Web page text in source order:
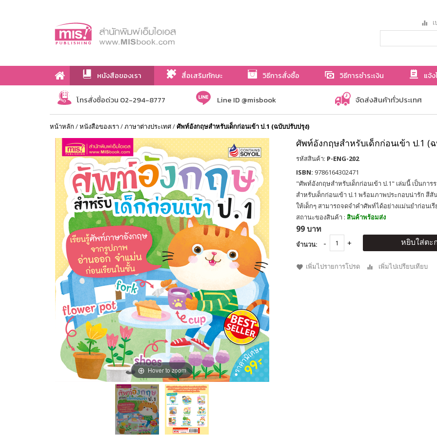
หนังสือของเรา สื่อเสริมทักษะ วิธีการสั่งซื้อ วิธีการชำระเงิน แจ้
เกี่ยวกับเรา
โทรสั่งซื้อด่วน 02-294-8777 Line ID @misbook จัดส่งสินค้าทั่วประเทศ
หน้าหลัก /หนังสือของเรา /ภาษาต่างประเทศ/ศัพท์อังกฤษสำหรับเด็กก่อนเข้า ป.1 (ฉบับปรับปรุง)
Hover to zoom
ศัพท์อังกฤษสำหรับเด็กก่อนเข้า ป.1 (
รหัสสินค้า: P-ENG-202
ISBN: 9786164302471
"ศัพท์อังกฤษสำหรับเด็กก่อนเข้า ป.1" เล่มนี้ เป็นกา
สำหรับเด็กก่อนเข้า ป.1 พร้อมภาพประกอบน่ารัก สี
ให้เด็กๆ สามารถจดจำคำศัพท์ได้อย่างแม่นยำก่อนเ
สถานะของสินค้า : สินค้าพร้อมส่ง
99 บาท
จำนวน: หยิบใส่ตะ
เพิ่มไปรายการโปรด เพิ่มไปเปรียบเทียบ